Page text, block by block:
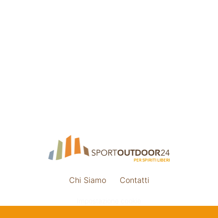
Chi Siamo Contatti